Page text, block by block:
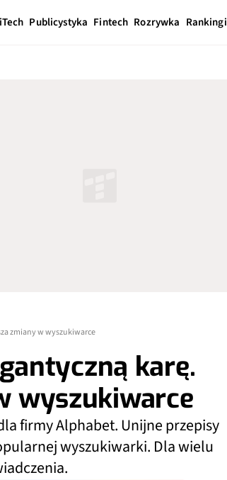
Tech Publicystyka Fintech Rozrywka Rankingi
zmiany w wyszukiwarce
karę.
wyszukiwarce
firmy Alphabet. Unijne przepisy
wyszukiwarki. Dla wielu